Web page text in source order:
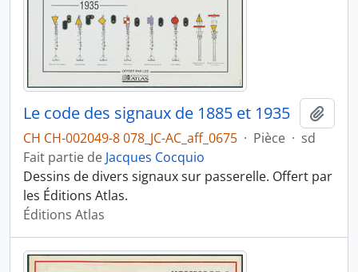
Le code des signaux de 1885 et 1935
CH CH-002049-8 078_JC-AC_aff_0675 · Pièce · sd
Fait partie de Jacques Cocquio
Dessins de divers signaux sur passerelle. Offert par
les Éditions Atlas.
Éditions Atlas